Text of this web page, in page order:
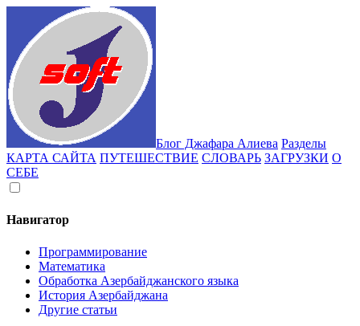
Блог Джафара Алиева Разделы
КАРТА САЙТА ПУТЕШЕСТВИЕ СЛОВАРЬ ЗАГРУЗКИ О
СЕБЕ
Навигатор
Программирование
Математика
Обработка Азербайджанского языка
История Азербайджана
Другие статьи